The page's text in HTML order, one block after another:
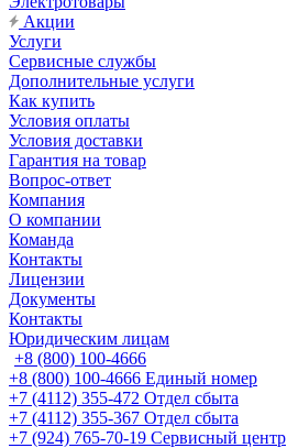
Акции
Услуги
Сервисные службы
Дополнительные услуги
Как купить
Условия оплаты
Условия доставки
Гарантия на товар
Вопрос-ответ
Компания
О компании
Команда
Контакты
Лицензии
Документы
Контакты
Юридическим лицам
+8 (800) 100-4666
+8 (800) 100-4666 Единый номер
+7 (4112) 355-472 Отдел сбыта
+7 (4112) 355-367 Отдел сбыта
+7 (924) 765-70-19 Сервисный центр